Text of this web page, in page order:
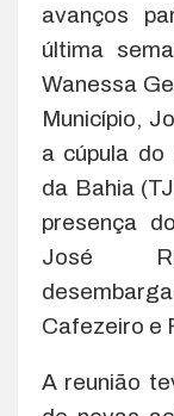
avanços
última
Wanessa
Município,
a cúpula
da Bahia
presença
José
Cafezeiro e
A reunião